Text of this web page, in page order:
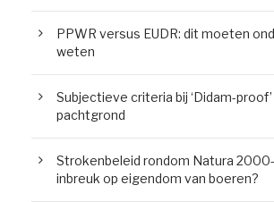
PPWR versus EUDR: dit moeten
weten
Subjectieve criteria bij ‘Didam-
pachtgrond
Strokenbeleid rondom Natura
inbreuk op eigendom van boeren?